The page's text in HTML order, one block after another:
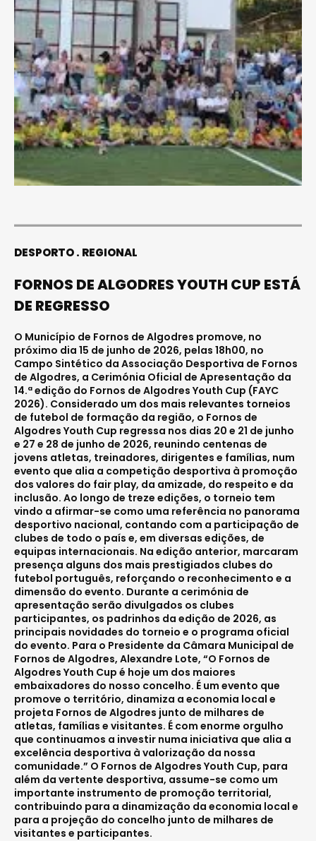
DESPORTO REGIONAL
FORNOS DE ALGODRES YOUTH CUP ESTÁ
DE REGRESSO
O Município de Fornos de Algodres promove, no
próximo dia 15 de junho de 2026, pelas 18h00, no
Campo Sintético da Associação Desportiva de Fornos
de Algodres, a Cerimónia Oficial de Apresentação da
14.ª edição do Fornos de Algodres Youth Cup (FAYC
2026). Considerado um dos mais relevantes torneios
de futebol de formação da região, o Fornos de
Algodres Youth Cup regressa nos dias 20 e 21 de junho
e 27 e 28 de junho de 2026, reunindo centenas de
jovens atletas, treinadores, dirigentes e famílias, num
evento que alia a competição desportiva à promoção
dos valores do fair play, da amizade, do respeito e da
inclusão. Ao longo de treze edições, o torneio tem
vindo a afirmar-se como uma referência no panorama
desportivo nacional, contando com a participação de
clubes de todo o país e, em diversas edições, de
equipas internacionais. Na edição anterior, marcaram
presença alguns dos mais prestigiados clubes do
futebol português, reforçando o reconhecimento e a
dimensão do evento. Durante a cerimónia de
apresentação serão divulgados os clubes
participantes, os padrinhos da edição de 2026, as
principais novidades do torneio e o programa oficial
do evento. Para o Presidente da Câmara Municipal de
Fornos de Algodres, Alexandre Lote, “O Fornos de
Algodres Youth Cup é hoje um dos maiores
embaixadores do nosso concelho. É um evento que
promove o território, dinamiza a economia local e
projeta Fornos de Algodres junto de milhares de
atletas, famílias e visitantes. É com enorme orgulho
que continuamos a investir numa iniciativa que alia a
excelência desportiva à valorização da nossa
comunidade.” O Fornos de Algodres Youth Cup, para
além da vertente desportiva, assume-se como um
importante instrumento de promoção territorial,
contribuindo para a dinamização da economia local e
para a projeção do concelho junto de milhares de
visitantes e participantes.